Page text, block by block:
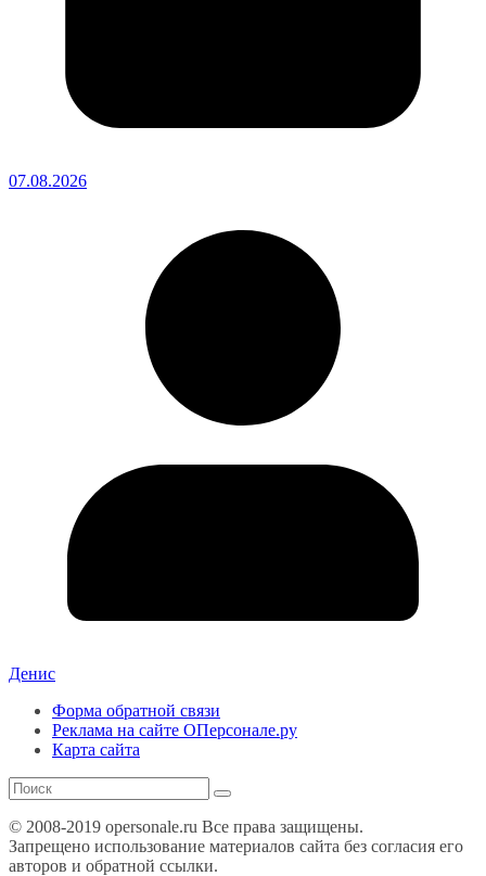
07.08.2026
Денис
Форма обратной связи
Реклама на сайте ОПерсонале.ру
Карта сайта
© 2008-2019 opersonale.ru Все права защищены.
Запрещено использование материалов сайта без согласия его
авторов и обратной ссылки.